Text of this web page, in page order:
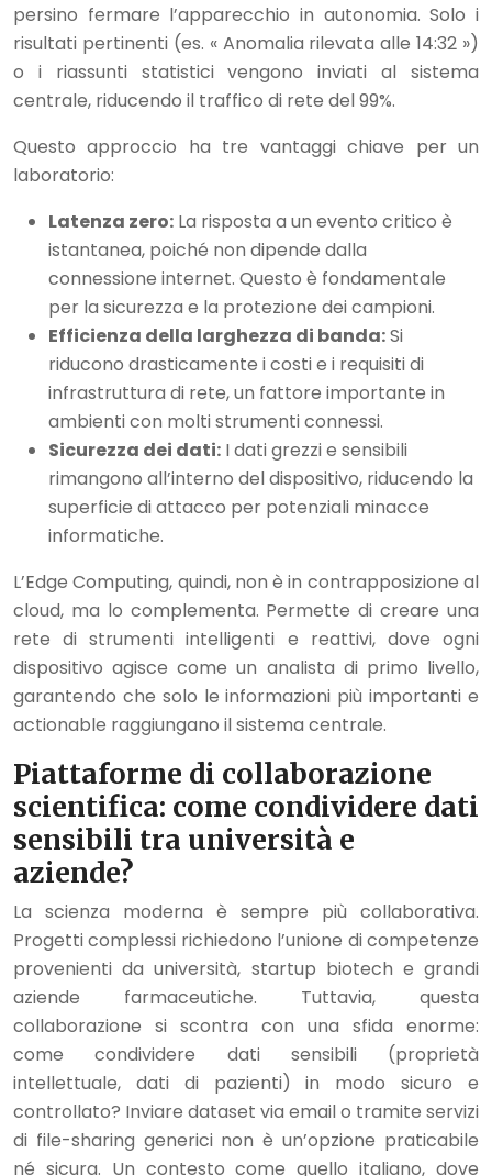
persino fermare l’apparecchio in autonomia. Solo i
risultati pertinenti (es. « Anomalia rilevata alle 14:32 »)
o i riassunti statistici vengono inviati al sistema
centrale, riducendo il traffico di rete del 99%.
Questo approccio ha tre vantaggi chiave per un
laboratorio:
Latenza zero: La risposta a un evento critico è
istantanea, poiché non dipende dalla
connessione internet. Questo è fondamentale
per la sicurezza e la protezione dei campioni.
Efficienza della larghezza di banda:Si
riducono drasticamente i costi e i requisiti di
infrastruttura di rete, un fattore importante in
ambienti con molti strumenti connessi.
Sicurezza dei dati: I dati grezzi e sensibili
rimangono all’interno del dispositivo, riducendo la
superficie di attacco per potenziali minacce
informatiche.
L’Edge Computing, quindi, non è in contrapposizione al
cloud, ma lo complementa. Permette di creare una
rete di strumenti intelligenti e reattivi, dove ogni
dispositivo agisce come un analista di primo livello,
garantendo che solo le informazioni più importanti e
actionable raggiungano il sistema centrale.
Piattaforme di collaborazione
scientifica: come condividere dati
sensibili tra università e
aziende?
La scienza moderna è sempre più collaborativa.
Progetti complessi richiedono l’unione di competenze
provenienti da università, startup biotech e grandi
aziende farmaceutiche. Tuttavia, questa
collaborazione si scontra con una sfida enorme:
come condividere dati sensibili (proprietà
intellettuale, dati di pazienti) in modo sicuro e
controllato? Inviare dataset via email o tramite servizi
di file-sharing generici non è un’opzione praticabile
né sicura. Un contesto come quello italiano, dove